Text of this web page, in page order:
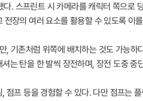
. 스프린트 시 카메라를 캐릭터 쪽으로
장의 여러 요소를 활용할 수 있도록 이
기존처럼 위쪽에 배치하는 것도 가능
는 탄을 한 발씩 장전하며, 장전 도중 중
프 등을 경험할 수 있다. 다만 점프는